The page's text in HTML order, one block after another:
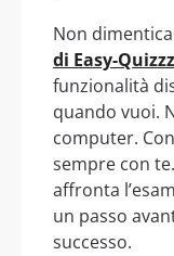
Non
di Easy-Quizzz
funzionalità
quando vuoi.
computer.
sempre con
affronta
un passo
successo.